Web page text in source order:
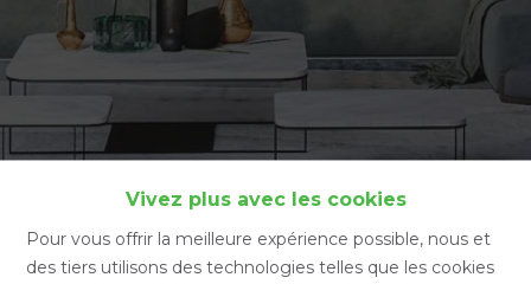
Vivez plus avec les cookies
Pour vous offrir la meilleure expérience possible, nous et
des tiers utilisons des technologies telles que les cookies
Accueil